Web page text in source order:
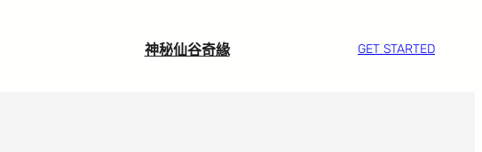
神秘仙谷奇緣 GET STARTED